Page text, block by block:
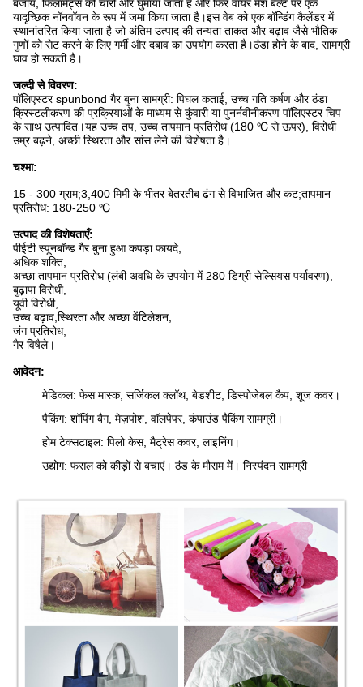
बजाय, फिलामेंट्स को चारों ओर घुमाया जाता है और फिर वायर मेश बेल्ट पर एक
यादृच्छिक नॉनवॉवन के रूप में जमा किया जाता है।इस वेब को एक बॉन्डिंग कैलेंडर में
स्थानांतरित किया जाता है जो अंतिम उत्पाद की तन्यता ताकत और बढ़ाव जैसे भौतिक
गुणों को सेट करने के लिए गर्मी और दबाव का उपयोग करता है।ठंडा होने के बाद, सामग्री
घाव हो सकती है।
जल्दी से विवरण:
पॉलिएस्टर spunbond गैर बुना सामग्री: पिघल कताई, उच्च गति कर्षण और ठंडा
क्रिस्टलीकरण की प्रक्रियाओं के माध्यम से कुंवारी या पुनर्नवीनीकरण पॉलिएस्टर चिप
के साथ उत्पादित।यह उच्च तप, उच्च तापमान प्रतिरोध (180 ℃ से ऊपर), विरोधी
उम्र बढ़ने, अच्छी स्थिरता और सांस लेने की विशेषता है।
चश्मा:
15 - 300 ग्राम;3,400 मिमी के भीतर बेतरतीब ढंग से विभाजित और कट;तापमान
प्रतिरोध: 180-250 ℃
उत्पाद की विशेषताएँ:
पीईटी स्पूनबॉन्ड गैर बुना हुआ कपड़ा फायदे,
अधिक शक्ति,
अच्छा तापमान प्रतिरोध (लंबी अवधि के उपयोग में 280 डिग्री सेल्सियस पर्यावरण),
बुढ़ापा विरोधी,
यूवी विरोधी,
उच्च बढ़ाव, स्थिरता और अच्छा वेंटिलेशन,
जंग प्रतिरोध,
गैर विषैले।
आवेदन:
मेडिकल: फेस मास्क, सर्जिकल क्लॉथ, बेडशीट, डिस्पोजेबल कैप, शूज कवर।
पैकिंग: शॉपिंग बैग, मेज़पोश, वॉलपेपर, कंपाउंड पैकिंग सामग्री।
होम टेक्सटाइल: पिलो केस, मैट्रेस कवर, लाइनिंग।
उद्योग: फसल को कीड़ों से बचाएं। ठंड के मौसम में। निस्पंदन सामग्री